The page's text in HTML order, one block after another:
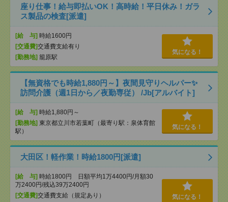
座り仕事！給与即払いOK！高時給！平日休み！ガラ
ス製品の検査[派遣]
[給 与] 時給1600円
[交通費]交通費支給有り
[勤務地] 籠原駅
気になる！
【無資格でも時給1,880円～】夜間見守りヘルパー✨
訪問介護（週1日から／夜勤専従） /Jb[アルバイト]
[給 与] 時給1,880円～
[勤務地] 東京都立川市若葉町（最寄り駅：泉体育館
駅）
気になる！
大田区！軽作業！時給1800円[派遣]
[給 与] 時給1800円 日額平均1万4400円/月額30
万2400円/残込39万2400円
[交通費]交通費支給（規定あり）
気になる！